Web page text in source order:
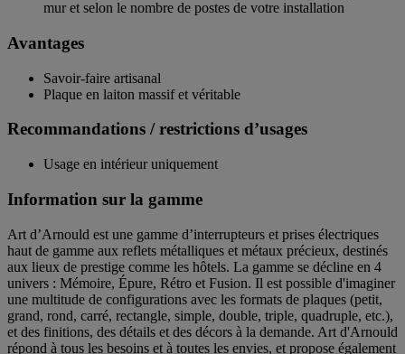
mur et selon le nombre de postes de votre installation
Avantages
Savoir-faire artisanal
Plaque en laiton massif et véritable
Recommandations / restrictions d’usages
Usage en intérieur uniquement
Information sur la gamme
Art d’Arnould est une gamme d’interrupteurs et prises électriques
haut de gamme aux reflets métalliques et métaux précieux, destinés
aux lieux de prestige comme les hôtels. La gamme se décline en 4
univers : Mémoire, Épure, Rétro et Fusion. Il est possible d'imaginer
une multitude de configurations avec les formats de plaques (petit,
grand, rond, carré, rectangle, simple, double, triple, quadruple, etc.),
et des finitions, des détails et des décors à la demande. Art d'Arnould
répond à tous les besoins et à toutes les envies, et propose également